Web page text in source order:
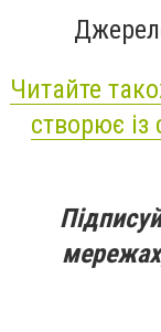
Читайте
створює із